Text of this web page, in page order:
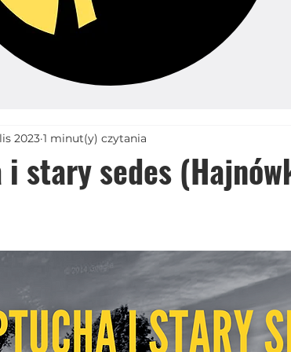
i stary sedes
2023 1 minut(y) czytania